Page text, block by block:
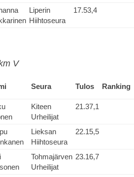
Liperin
Hiihtoseura
17.53,4
V
Seura Tulos Ranking
Kiteen
Urheilijat
21.37,1
Lieksan
Hiihtoseura
22.15,5
Tohmajärven
Urheilijat
23.16,7